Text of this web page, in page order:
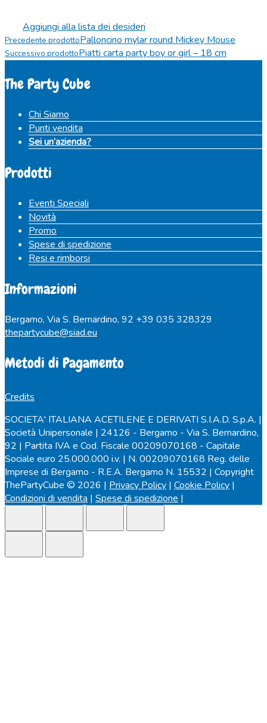
Aggiungi alla lista dei desideri
Precedente prodottoPalloncino mylar round Mickey Mouse
Successivo prodottoPiatti carta party boy or girl – 18 cm
The Party Cube
Chi Siamo
Punti vendita
Sei un’azienda?
Prodotti
Eventi Speciali
Novità
Promo
Spese di spedizione
Resi e rimborsi
Informazioni
Bergamo, Via S. Bernardino, 92 +39 035 328329
thepartycube@siad.eu
Metodi di Pagamento
Credits
SOCIETA' ITALIANA ACETILENE E DERIVATI S.I.A.D. S.p.A. |
Società Unipersonale | 24126 - Bergamo - Via S. Bernardino,
92 | Partita IVA e Cod. Fiscale 00209070168 - Capitale
Sociale euro 25.000.000 i.v. | N. 00209070168 Reg. delle
Imprese di Bergamo - R.E.A. Bergamo N. 15532 | Copyright
ThePartyCube © 2026 | Privacy Policy | Cookie Policy |
Condizioni di vendita | Spese di spedizione |